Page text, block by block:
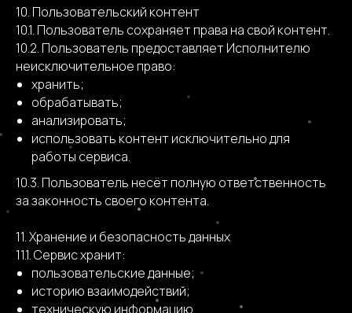
10. Пользовательский контент
10.1. Пользователь сохраняет права на свой контент.
10.2. Пользователь предоставляет Исполнителю
неисключительное право:
хранить;
обрабатывать;
анализировать;
использовать контент исключительно для
работы сервиса.
10.3. Пользователь несёт полную ответственность
за законность своего контента.
11. Хранение и безопасность данных
11.1. Сервис хранит:
пользовательские данные;
историю взаимодействий;
техническую информацию.